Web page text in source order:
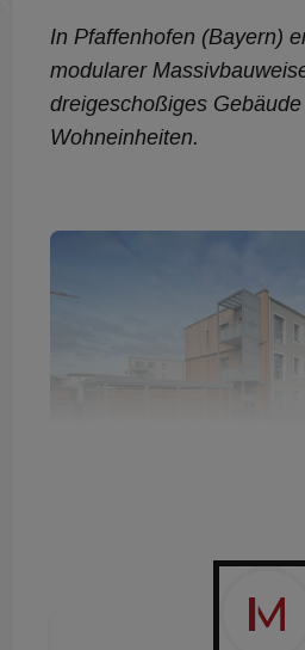
In Pfaffenhofen (Bayern)
modularer
dreigeschoßiges
Wohneinheiten.